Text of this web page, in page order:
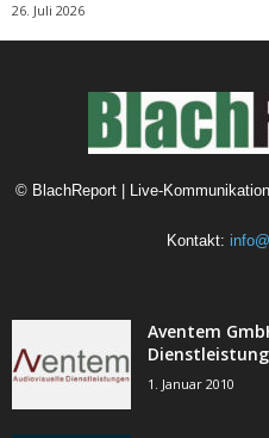
26. Juli 2026
© BlachReport | Live-
Kontakt:
Aventem
1. Januar 2010